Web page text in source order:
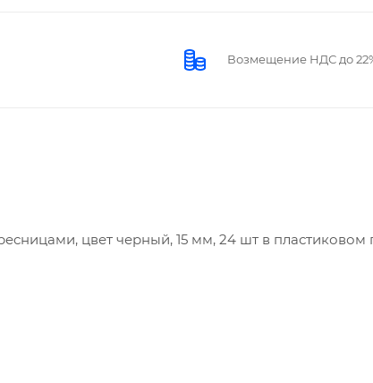
Возмещение НДС до
цвет черный, 15 мм, 24 шт в пластиковом